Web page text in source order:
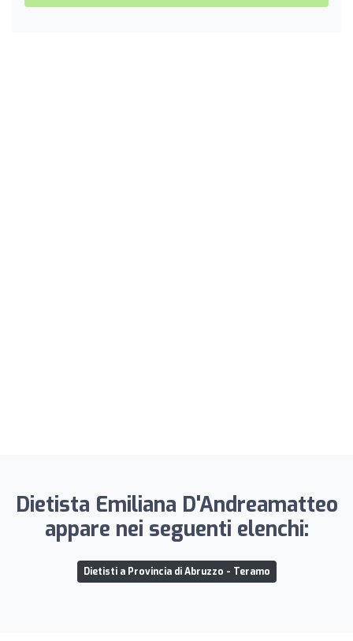
Dietista Emiliana D'Andreamatteo
appare nei seguenti elenchi:
Dietisti a Provincia di Abruzzo - Teramo